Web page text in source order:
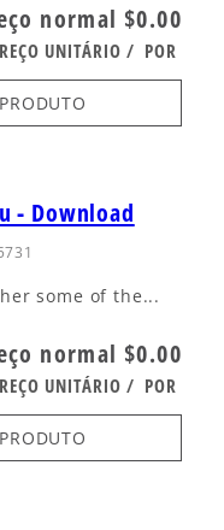
normal $0.00
UNITÁRIO / POR
- Download
some of the...
normal $0.00
UNITÁRIO / POR